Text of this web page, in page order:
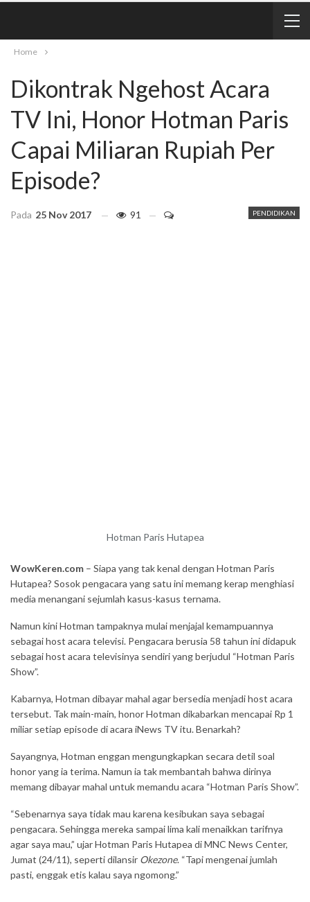
Home
Dikontrak Ngehost Acara
TV Ini, Honor Hotman Paris
Capai Miliaran Rupiah Per
Episode?
PENDIDIKAN
Pada 25 Nov 2017 91
Hotman Paris Hutapea
WowKeren.com – Siapa yang tak kenal dengan Hotman Paris
Hutapea? Sosok pengacara yang satu ini memang kerap menghiasi
media menangani sejumlah kasus-kasus ternama.
Namun kini Hotman tampaknya mulai menjajal kemampuannya
sebagai host acara televisi. Pengacara berusia 58 tahun ini didapuk
sebagai host acara televisinya sendiri yang berjudul “Hotman Paris
Show”.
Kabarnya, Hotman dibayar mahal agar bersedia menjadi host acara
tersebut. Tak main-main, honor Hotman dikabarkan mencapai Rp 1
miliar setiap episode di acara iNews TV itu. Benarkah?
Sayangnya, Hotman enggan mengungkapkan secara detil soal
honor yang ia terima. Namun ia tak membantah bahwa dirinya
memang dibayar mahal untuk memandu acara “Hotman Paris Show”.
“Sebenarnya saya tidak mau karena kesibukan saya sebagai
pengacara. Sehingga mereka sampai lima kali menaikkan tarifnya
agar saya mau,” ujar Hotman Paris Hutapea di MNC News Center,
Jumat (24/11), seperti dilansir Okezone. “Tapi mengenai jumlah
pasti, enggak etis kalau saya ngomong.”